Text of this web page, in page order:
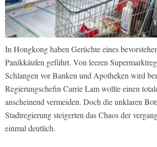
In Hongkong haben Gerüchte eines
Panikkäufen geführt. Von leeren
Schlangen vor Banken und Apotheken wird
Regierungschefin Carrie Lam wollte einen
anscheinend vermeiden. Doch die unklaren
Stadtregierung steigerten das Chaos der
einmal deutlich.